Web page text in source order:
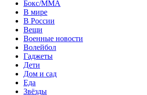
Бокс/MMA
В мире
В России
Вещи
Военные новости
Волейбол
Гаджеты
Дети
Дом и сад
Еда
Звёзды